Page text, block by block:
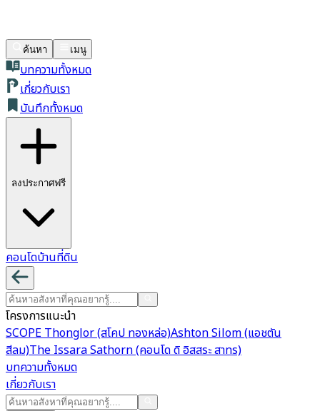
ค้นหา เมนู
บทความทั้งหมด
เกี่ยวกับเรา
บันทึกทั้งหมด
ลงประกาศฟรี
คอนโดบ้านที่ดิน
โครงการแนะนำ
SCOPE Thonglor (สโคป ทองหล่อ)Ashton Silom (แอชตัน
สีลม)The Issara Sathorn (คอนโด ดิ อิสสระ สาทร)
บทความทั้งหมด
เกี่ยวกับเรา